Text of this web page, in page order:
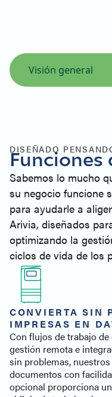
Visión general
Productos
Póngase en
DISEÑADO
Sabemos lo mucho
su negocio funcione
para ayudarle a
Arivia, diseñados
optimizando la
ciclos de vida de los
CONVIERTA SIN
IMPRESAS EN
Con flujos de trabajo
gestión remota e
sin problemas,
documentos con
opcional proporciona